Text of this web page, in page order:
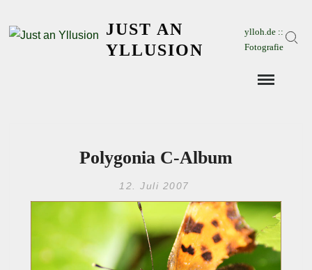
JUST AN
YLLUSION
ylloh.de ::
Fotografie
Polygonia C-Album
12. Juli 2007